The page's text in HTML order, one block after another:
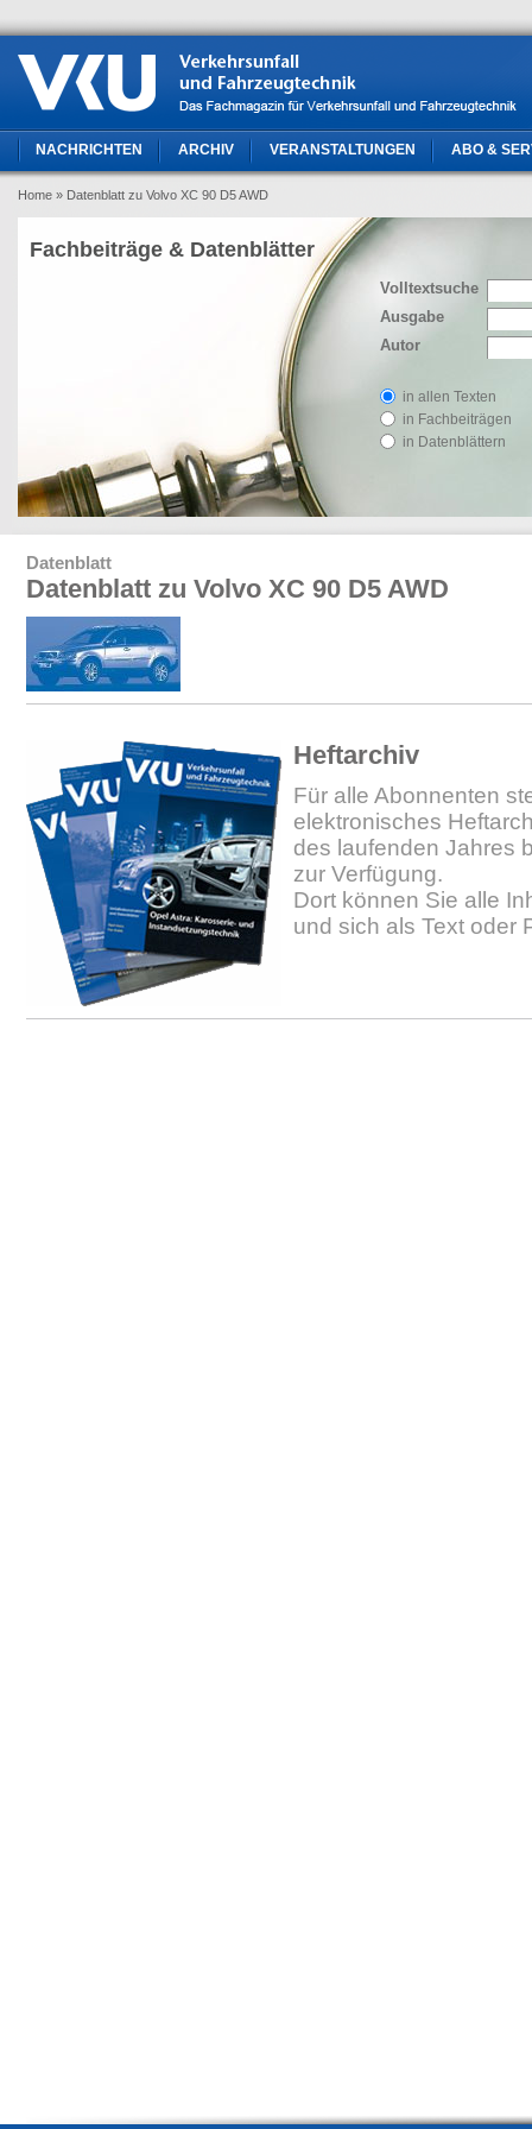
NACHRICHTEN ARCHIV VERANSTALTUNGEN ABO &
Home » Datenblatt zu Volvo XC 90 D5 AWD
Volltextsuche
Ausgabe
Autor
in allen Texten
in Fachbeiträgen
in Datenblättern
Fachbeiträge & Datenblätter
Datenblatt
Datenblatt zu Volvo XC 90 D5 AWD
Heftarchiv
Für alle Abonnenten
elektronisches
des laufenden Jahres
zur Verfügung.
Dort können Sie alle
und sich als Text oder